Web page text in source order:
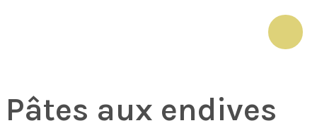
Pâtes aux endives